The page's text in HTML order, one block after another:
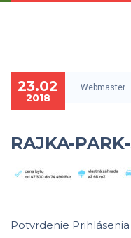
23.02
2018
Webmaster
RAJKA-
Potvrdenie